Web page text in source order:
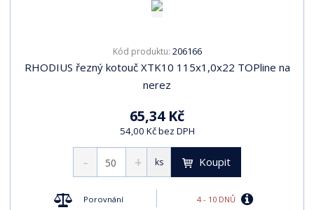
Kód produktu: 206166
RHODIUS řezný kotouč XTK10 115x1,0x22 TOPline na
nerez
65,34 Kč
54,00 Kč bez DPH
ks Koupit
Porovnání 4 - 10 DNŮ